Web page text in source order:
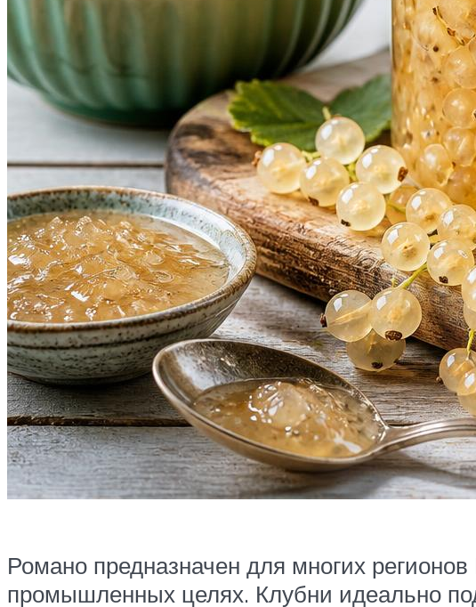
Романо предназначен для многих
промышленных целях. Клубни идеально